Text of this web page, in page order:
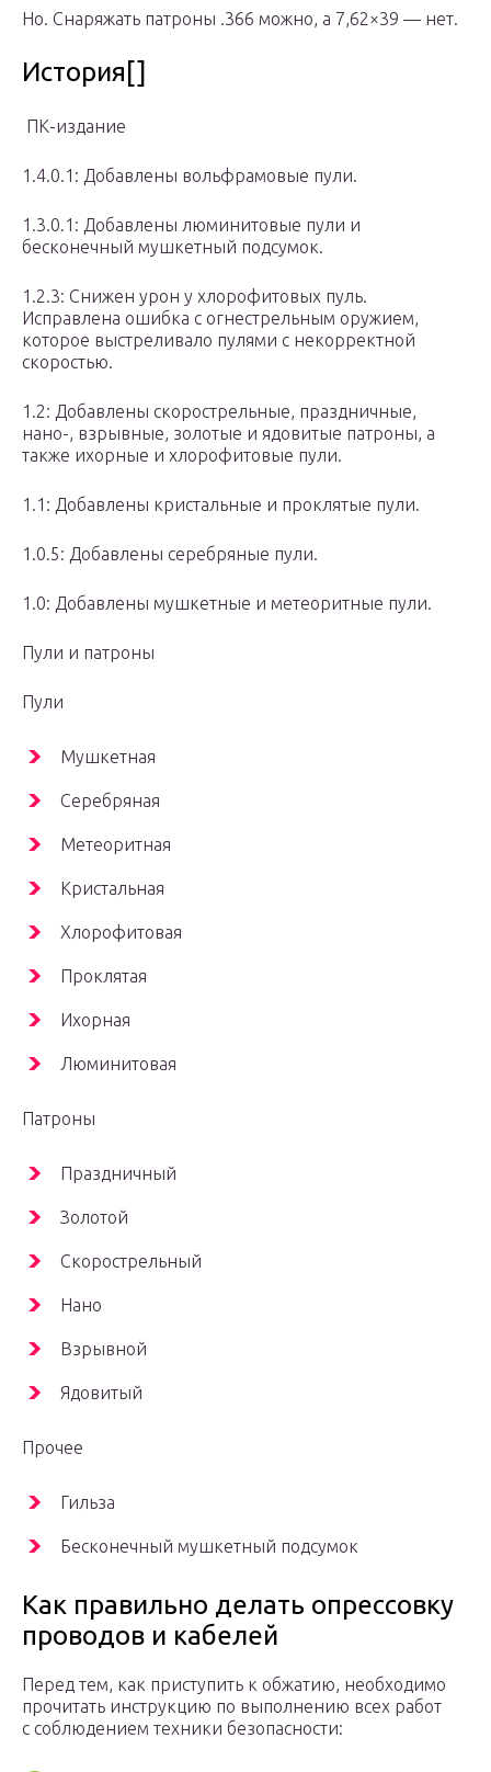
Но. Снаряжать патроны .366 можно, а 7,62×39 — нет.
История[]
ПК-издание
1.4.0.1: Добавлены вольфрамовые пули.
1.3.0.1: Добавлены люминитовые пули и
бесконечный мушкетный подсумок.
1.2.3: Снижен урон у хлорофитовых пуль.
Исправлена ошибка с огнестрельным оружием,
которое выстреливало пулями с некорректной
скоростью.
1.2: Добавлены скорострельные, праздничные,
нано-, взрывные, золотые и ядовитые патроны, а
также ихорные и хлорофитовые пули.
1.1: Добавлены кристальные и проклятые пули.
1.0.5: Добавлены серебряные пули.
1.0: Добавлены мушкетные и метеоритные пули.
Пули и патроны
Пули
Мушкетная
Серебряная
Метеоритная
Кристальная
Хлорофитовая
Проклятая
Ихорная
Люминитовая
Патроны
Праздничный
Золотой
Скорострельный
Нано
Взрывной
Ядовитый
Прочее
Гильза
Бесконечный мушкетный подсумок
Как правильно делать опрессовку
проводов и кабелей
Перед тем, как приступить к обжатию, необходимо
прочитать инструкцию по выполнению всех работ
с соблюдением техники безопасности: